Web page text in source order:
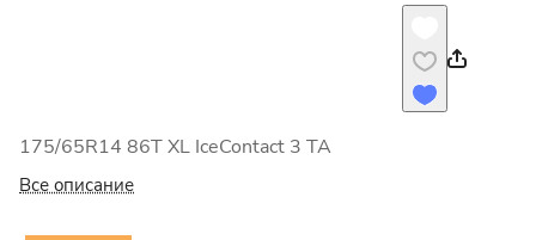
175/65R14 86T XL IceContact 3 TA
Все описание